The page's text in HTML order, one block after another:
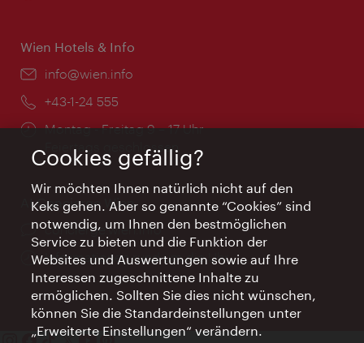
Wien Hotels & Info
Email:
info@wien.info
Telefon:
+43-1-24 555
Öffnungszeiten:
Montag - Freitag 9 – 17 Uhr
Feiertags geschlossen
AI Concierge Wien
Ort:
concierge.wien.info
Öffnungszeiten:
Informationen rund um die Uhr
Cookies gefällig?
Wir möchten Ihnen natürlich nicht auf den
Keks gehen. Aber so genannte “Cookies” sind
notwendig, um Ihnen den bestmöglichen
Service zu bieten und die Funktion der
Websites und Auswertungen sowie auf Ihre
Interessen zugeschnittene Inhalte zu
ermöglichen. Sollten Sie dies nicht wünschen,
können Sie die Standardeinstellungen unter
„Erweiterte Einstellungen“ verändern.